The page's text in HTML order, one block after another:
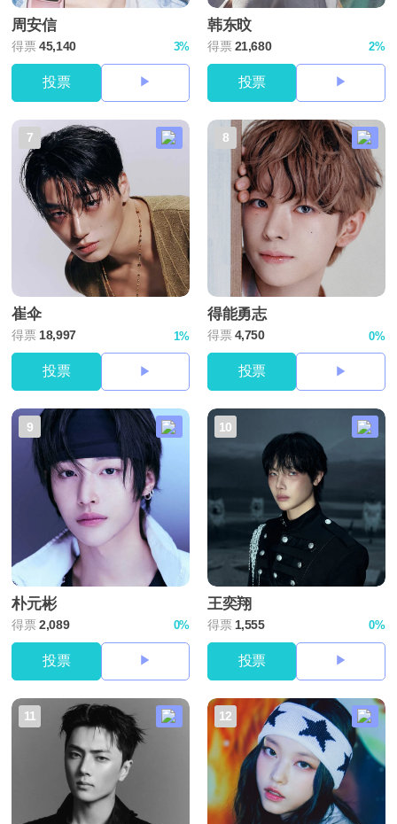
周安信
得票45,140 3%
投票
韩东旼
得票21,680 2%
投票
7
崔伞
得票18,997 1%
投票
8
得能勇志
得票4,750 0%
投票
9
朴元彬
得票2,089 0%
投票
10
王奕翔
得票 1,555 0%
投票
11 12